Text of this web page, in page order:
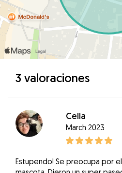
3 valoraciones
Celia
March 2023
Estupendo! Se preocupa por